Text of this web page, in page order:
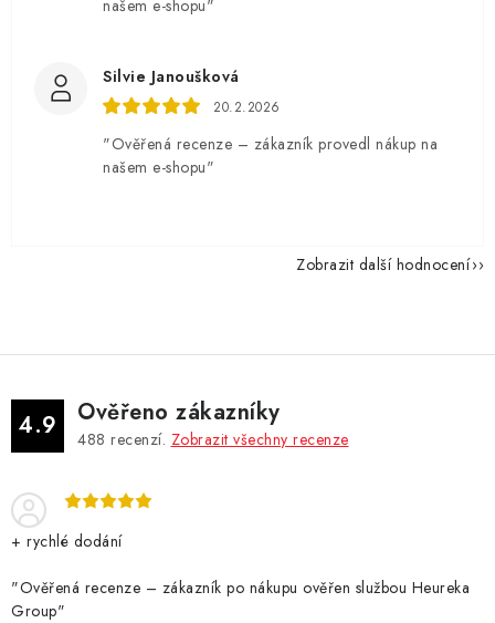
našem e-shopu"
Silvie Janoušková
20.2.2026
"Ověřená recenze – zákazník provedl nákup na
našem e-shopu"
Zobrazit další hodnocení
4.9 Ověřeno zákazníky
488 recenzí. Zobrazit všechny recenze
+ rychlé dodání
"Ověřená recenze – zákazník po nákupu ověřen službou Heureka
Group"